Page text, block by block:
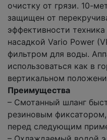
очистку от грязи. 10-
защищен от
эффективности
насадкой Vario Power
фильтром для воды.
использоваться как в
вертикальном
Преимущества
– Смотанный шланг
резиновым
перед следующим